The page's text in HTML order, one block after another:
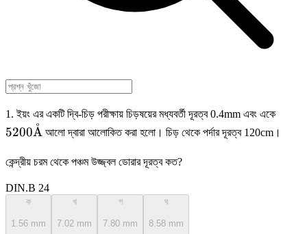
1. ইয়ং এর একটি দ্বি-চিড় পরীক্ষায় চিড়ষয়ের মধ্যবর্তী দূরত্ব 0.4mm এবং একে
5200A
˚ আলো দ্বারা আলোকিত করা হলো। চিড় থেকে পর্দার দূরত্ব 120cm।
কেন্দ্রীয় চরম থেকে পঞ্চম উজ্জ্বল ডোরার দূরত্ব কত?
DIN.B 24
ক
1.56 mm
খ
7.02 mm
গ
7.80 mm
ঘ
8.58 mm